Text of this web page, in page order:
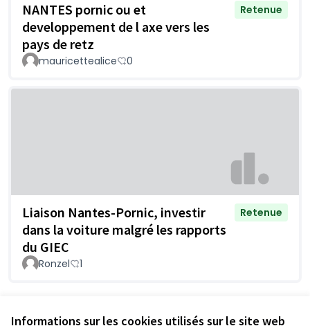
Informations sur les cookies utilisés sur le site web
NANTES pornic ou et
developpement de l axe vers les
pays de retz
Retenue
mauricettealice 0
Liaison Nantes-Pornic, investir
dans la voiture malgré les rapports
du GIEC
Retenue
Ronzel 1